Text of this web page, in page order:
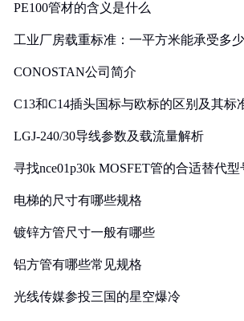
PE100管材的含义是什么
工业厂房载重标准：一平方米能承受多
CONOSTAN公司简介
C13和C14插头国标与欧标的区别及其标
LGJ-240/30导线参数及载流量解析
寻找nce01p30k MOSFET管的合适替代型
电梯的尺寸有哪些规格
镀锌方管尺寸一般有哪些
铝方管有哪些常见规格
光线传媒参投三国的星空爆冷